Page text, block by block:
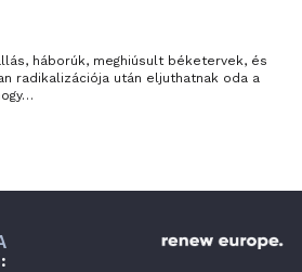
háborúk, meghiúsult béketervek, és
radikalizációja után eljuthatnak oda a